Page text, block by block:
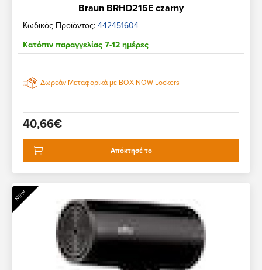
Braun BRHD215E czarny
Κωδικός Προϊόντος: 442451604
Κατόπιν παραγγελίας 7-12 ημέρες
Δωρεάν Μεταφορικά με BOX NOW Lockers
40,66€
Απόκτησέ το
NEW